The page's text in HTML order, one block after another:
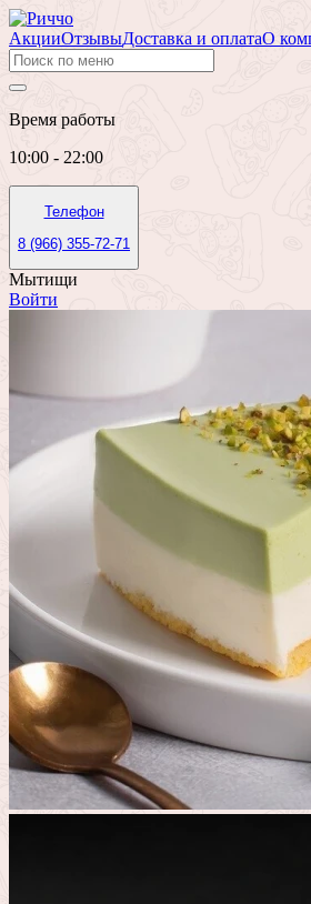
АкцииОтзывыДоставка и оплатаО
Время работы
10:00 - 22:00
Телефон
8 (966) 355-72-71
Мытищи
Войти